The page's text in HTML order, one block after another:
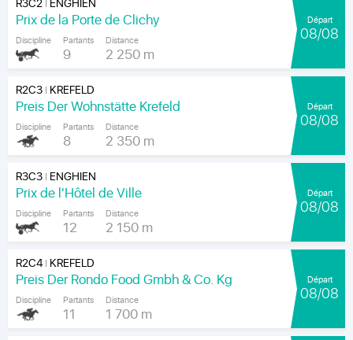
|
Prix de la Porte de Clichy
Discipline Partants
9
Distance
2 250 m
Départ
08/08
R2C3| KREFELD
Preis Der Wohnstätte Krefeld
Discipline Partants
8
Distance
2 350 m
Départ
08/08
R3C3| ENGHIEN
Prix de l'Hôtel de Ville
Discipline Partants
12
Distance
2 150 m
Départ
08/08
R2C4| KREFELD
Preis Der Rondo Food Gmbh & Co. Kg
Discipline Partants
11
Distance
1 700 m
Départ
08/08